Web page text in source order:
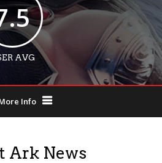
AVG
Info
Ark News